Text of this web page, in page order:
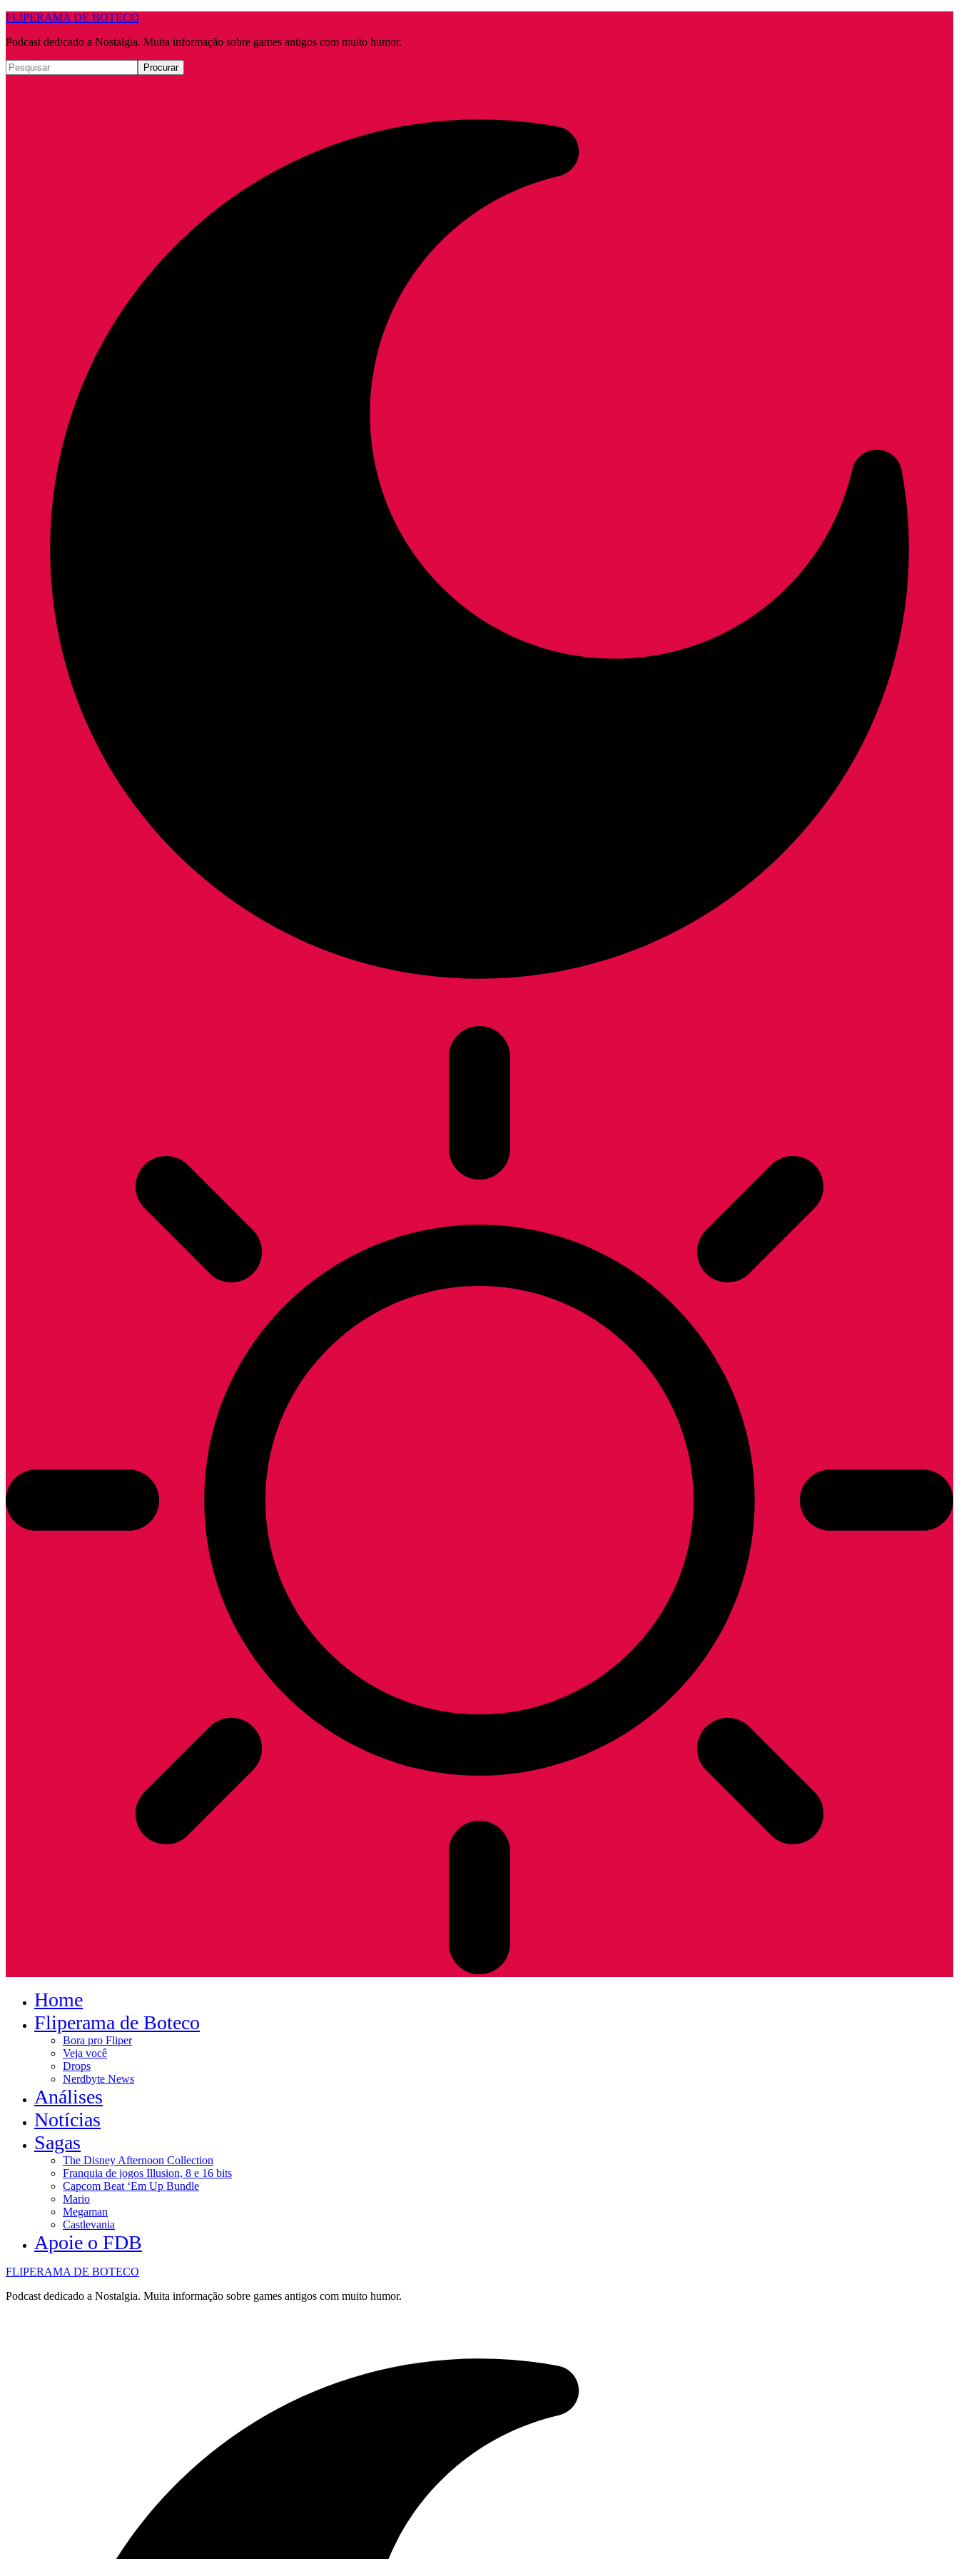
FLIPERAMA DE BOTECO
Podcast dedicado a Nostalgia. Muita informação sobre games antigos com muito humor.
Home
Fliperama de Boteco
Bora pro Fliper
Veja você
Drops
Nerdbyte News
Análises
Notícias
Sagas
The Disney Afternoon Collection
Franquia de jogos Illusion, 8 e 16 bits
Capcom Beat ‘Em Up Bundle
Mario
Megaman
Castlevania
Apoie o FDB
FLIPERAMA DE BOTECO
Podcast dedicado a Nostalgia. Muita informação sobre games antigos com muito humor.